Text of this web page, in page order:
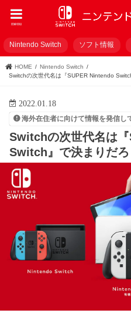
menu
Nintendo Switch ソフト情報
HOME
Nintendo Switch
Switchの次世代名は『SUPER Nintendo
2022.01.18
海外在住者に向けて情報を発信し
Switchの次世代名は
Switch』で決まりだろ